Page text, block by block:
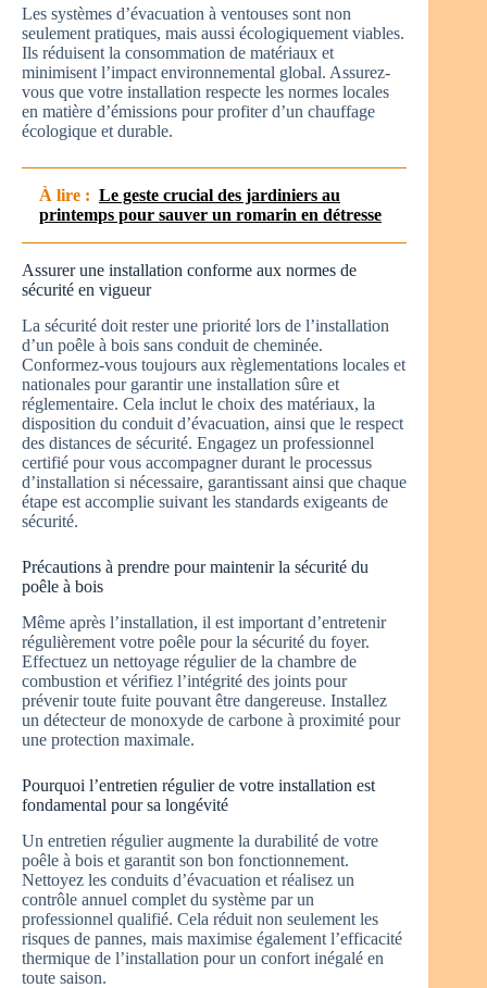
Les systèmes d’évacuation à ventouses sont non
seulement pratiques, mais aussi écologiquement viables.
Ils réduisent la consommation de matériaux et
minimisent l’impact environnemental global. Assurez-
vous que votre installation respecte les normes locales
en matière d’émissions pour profiter d’un chauffage
écologique et durable.
À lire : Le geste crucial des jardiniers au
printemps pour sauver un romarin en détresse
Assurer une installation conforme aux normes de
sécurité en vigueur
La sécurité doit rester une priorité lors de l’installation
d’un poêle à bois sans conduit de cheminée.
Conformez-vous toujours aux règlementations locales et
nationales pour garantir une installation sûre et
réglementaire. Cela inclut le choix des matériaux, la
disposition du conduit d’évacuation, ainsi que le respect
des distances de sécurité. Engagez un professionnel
certifié pour vous accompagner durant le processus
d’installation si nécessaire, garantissant ainsi que chaque
étape est accomplie suivant les standards exigeants de
sécurité.
Précautions à prendre pour maintenir la sécurité du
poêle à bois
Même après l’installation, il est important d’entretenir
régulièrement votre poêle pour la sécurité du foyer.
Effectuez un nettoyage régulier de la chambre de
combustion et vérifiez l’intégrité des joints pour
prévenir toute fuite pouvant être dangereuse. Installez
un détecteur de monoxyde de carbone à proximité pour
une protection maximale.
Pourquoi l’entretien régulier de votre installation est
fondamental pour sa longévité
Un entretien régulier augmente la durabilité de votre
poêle à bois et garantit son bon fonctionnement.
Nettoyez les conduits d’évacuation et réalisez un
contrôle annuel complet du système par un
professionnel qualifié. Cela réduit non seulement les
risques de pannes, mais maximise également l’efficacité
thermique de l’installation pour un confort inégalé en
toute saison.